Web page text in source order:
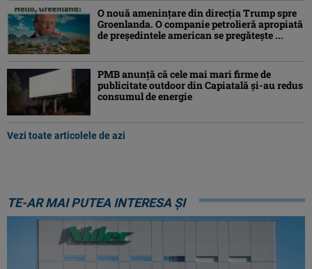
O nouă amenințare din direcția Trump spre
Groenlanda. O companie petrolieră apropiată
de președintele american se pregătește ...
PMB anunță că cele mai mari firme de
publicitate outdoor din Capiatală și-au redus
consumul de energie
Vezi toate articolele de azi
TE-AR MAI PUTEA INTERESA ȘI